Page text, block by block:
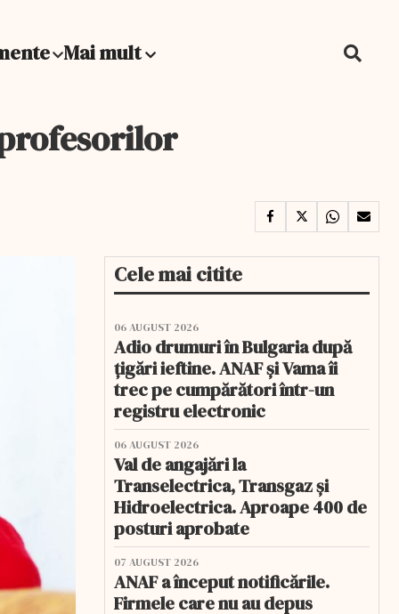
Mai mult
Cele mai citite
06 AUGUST 2026
Adio drumuri în Bulgaria după
țigări ieftine. ANAF și Vama îi
trec pe cumpărători într-un
registru electronic
06 AUGUST 2026
Val de angajări la
Transelectrica, Transgaz și
Hidroelectrica. Aproape 400 de
posturi aprobate
07 AUGUST 2026
ANAF a început notificările.
Firmele care nu au depus